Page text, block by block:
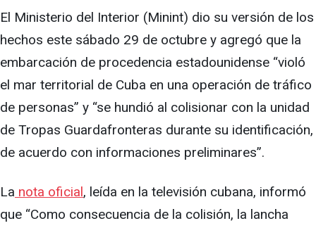
El Ministerio del Interior (Minint) dio su versión de los
hechos este sábado 29 de octubre y agregó que la
embarcación de procedencia estadounidense “violó
el mar territorial de Cuba en una operación de tráfico
de personas” y “se hundió al colisionar con la unidad
de Tropas Guardafronteras durante su identificación,
de acuerdo con informaciones preliminares”.
La nota oficial, leída en la televisión cubana, informó
que “Como consecuencia de la colisión, la lancha